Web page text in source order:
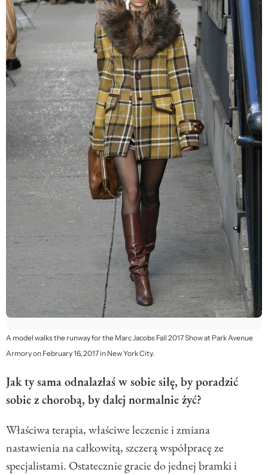
A model walks the runway for the Marc Jacobs Fall 2017 Show at Park Avenue
Armory on February 16, 2017 in New York City.
Jak ty sama odnalazłaś w sobie siłę, by poradzić
sobie z chorobą, by dalej normalnie żyć?
Właściwa terapia, właściwe leczenie i zmiana
nastawienia na całkowitą, szczerą współpracę ze
specjalistami. Ostatecznie gracie do jednej bramki i